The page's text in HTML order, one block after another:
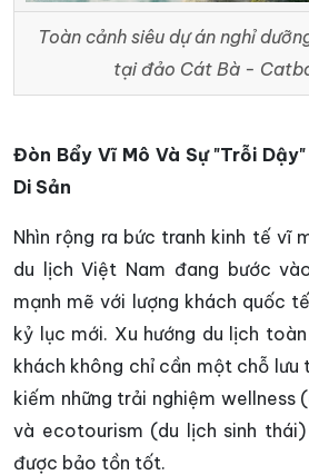
Toàn cảnh siêu dự án nghỉ
tại đảo Cát Bà -
Đòn Bẩy Vĩ Mô Và Sự "Trỗi
Di Sản
Nhìn rộng ra bức tranh kinh tế vĩ
du lịch Việt Nam đang bước
mạnh mẽ với lượng khách quốc
kỷ lục mới. Xu hướng du lịch
khách không chỉ cần một chỗ lưu
kiếm những trải nghiệm wellness
và ecotourism (du lịch sinh
được bảo tồn tốt.